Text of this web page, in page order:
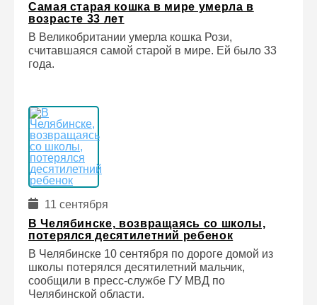
Самая старая кошка в мире умерла в
возрасте 33 лет
В Великобритании умерла кошка Рози,
считавшаяся самой старой в мире. Ей было 33
года.
11 сентября
В Челябинске, возвращаясь со школы,
потерялся десятилетний ребенок
В Челябинске 10 сентября по дороге домой из
школы потерялся десятилетний мальчик,
сообщили в пресс-службе ГУ МВД по
Челябинской области.